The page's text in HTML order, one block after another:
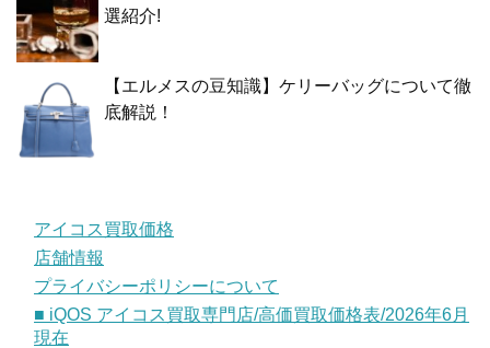
選紹介!
【エルメスの豆知識】ケリーバッグについて徹
底解説！
アイコス買取価格
店舗情報
プライバシーポリシーについて
■ iQOS アイコス買取専門店/高価買取価格表/2026年6月
現在